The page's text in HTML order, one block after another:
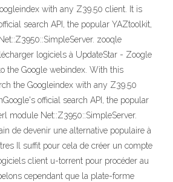
with any Z39.50 client. It is
search API, the popular YAZtoolkit,
zooqle
logiciels à UpdateStar - Zoogle
the Google webindex. With this
the Googleindex with any Z39.50
official search API, the popular
module Net::Z3950::SimpleServer.
de devenir une alternative populaire à
Il suffit pour cela de créer un compte
client u-torrent pour procéder au
cependant que la plate-forme